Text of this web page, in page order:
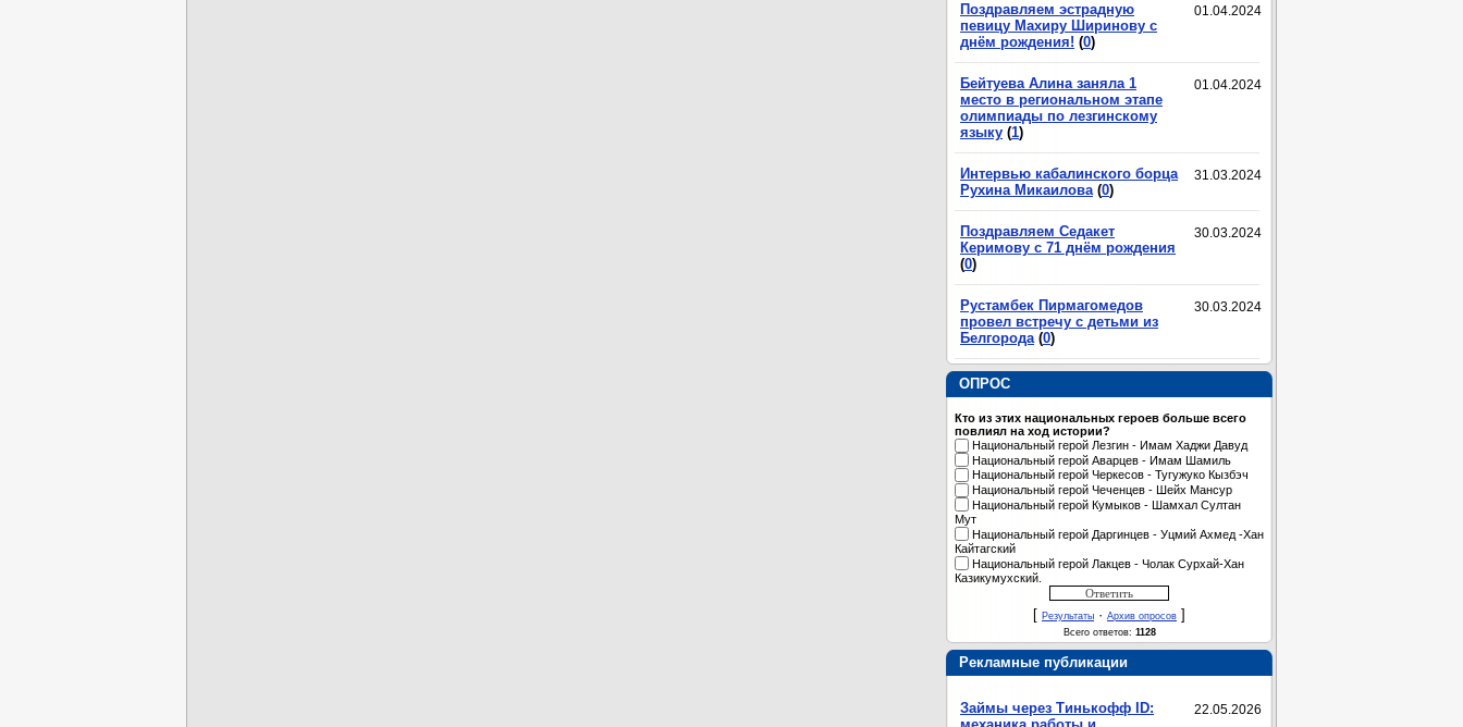
01.04.2024
Поздравляем эстрадную
певицу Махиру Ширинову с
днём рождения! (0)
01.04.2024
Бейтуева Алина заняла 1
место в региональном этапе
олимпиады по лезгинскому
языку (1)
31.03.2024
Интервью кабалинского борца
Рухина Микаилова (0)
30.03.2024
Поздравляем Седакет
Керимову с 71 днём рождения
(0)
30.03.2024
Рустамбек Пирмагомедов
провел встречу с детьми из
Белгорода (0)
ОПРОС
Кто из этих национальных героев больше всего
повлиял на ход истории?
Национальный герой Лезгин - Имам Хаджи Давуд
Национальный герой Аварцев - Имам Шамиль
Национальный герой Черкесов - Тугужуко Кызбэч
Национальный герой Чеченцев - Шейх Мансур
Национальный герой Кумыков - Шамхал Султан
Мут
Национальный герой Даргинцев - Уцмий Ахмед -Хан
Кайтагский
Национальный герой Лакцев - Чолак Сурхай-Хан
Казикумухский.
[ Результаты · Архив опросов ]
Всего ответов: 1128
Рекламные публикации
22.05.2026
Займы через Тинькофф ID: